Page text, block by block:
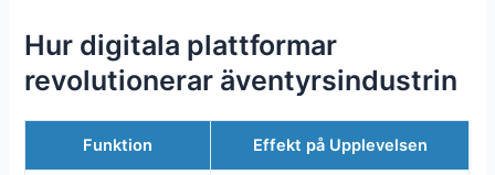
Hur digitala plattformar
revolutionerar äventyrsindustrin
Funktion Effekt på Upplevelsen